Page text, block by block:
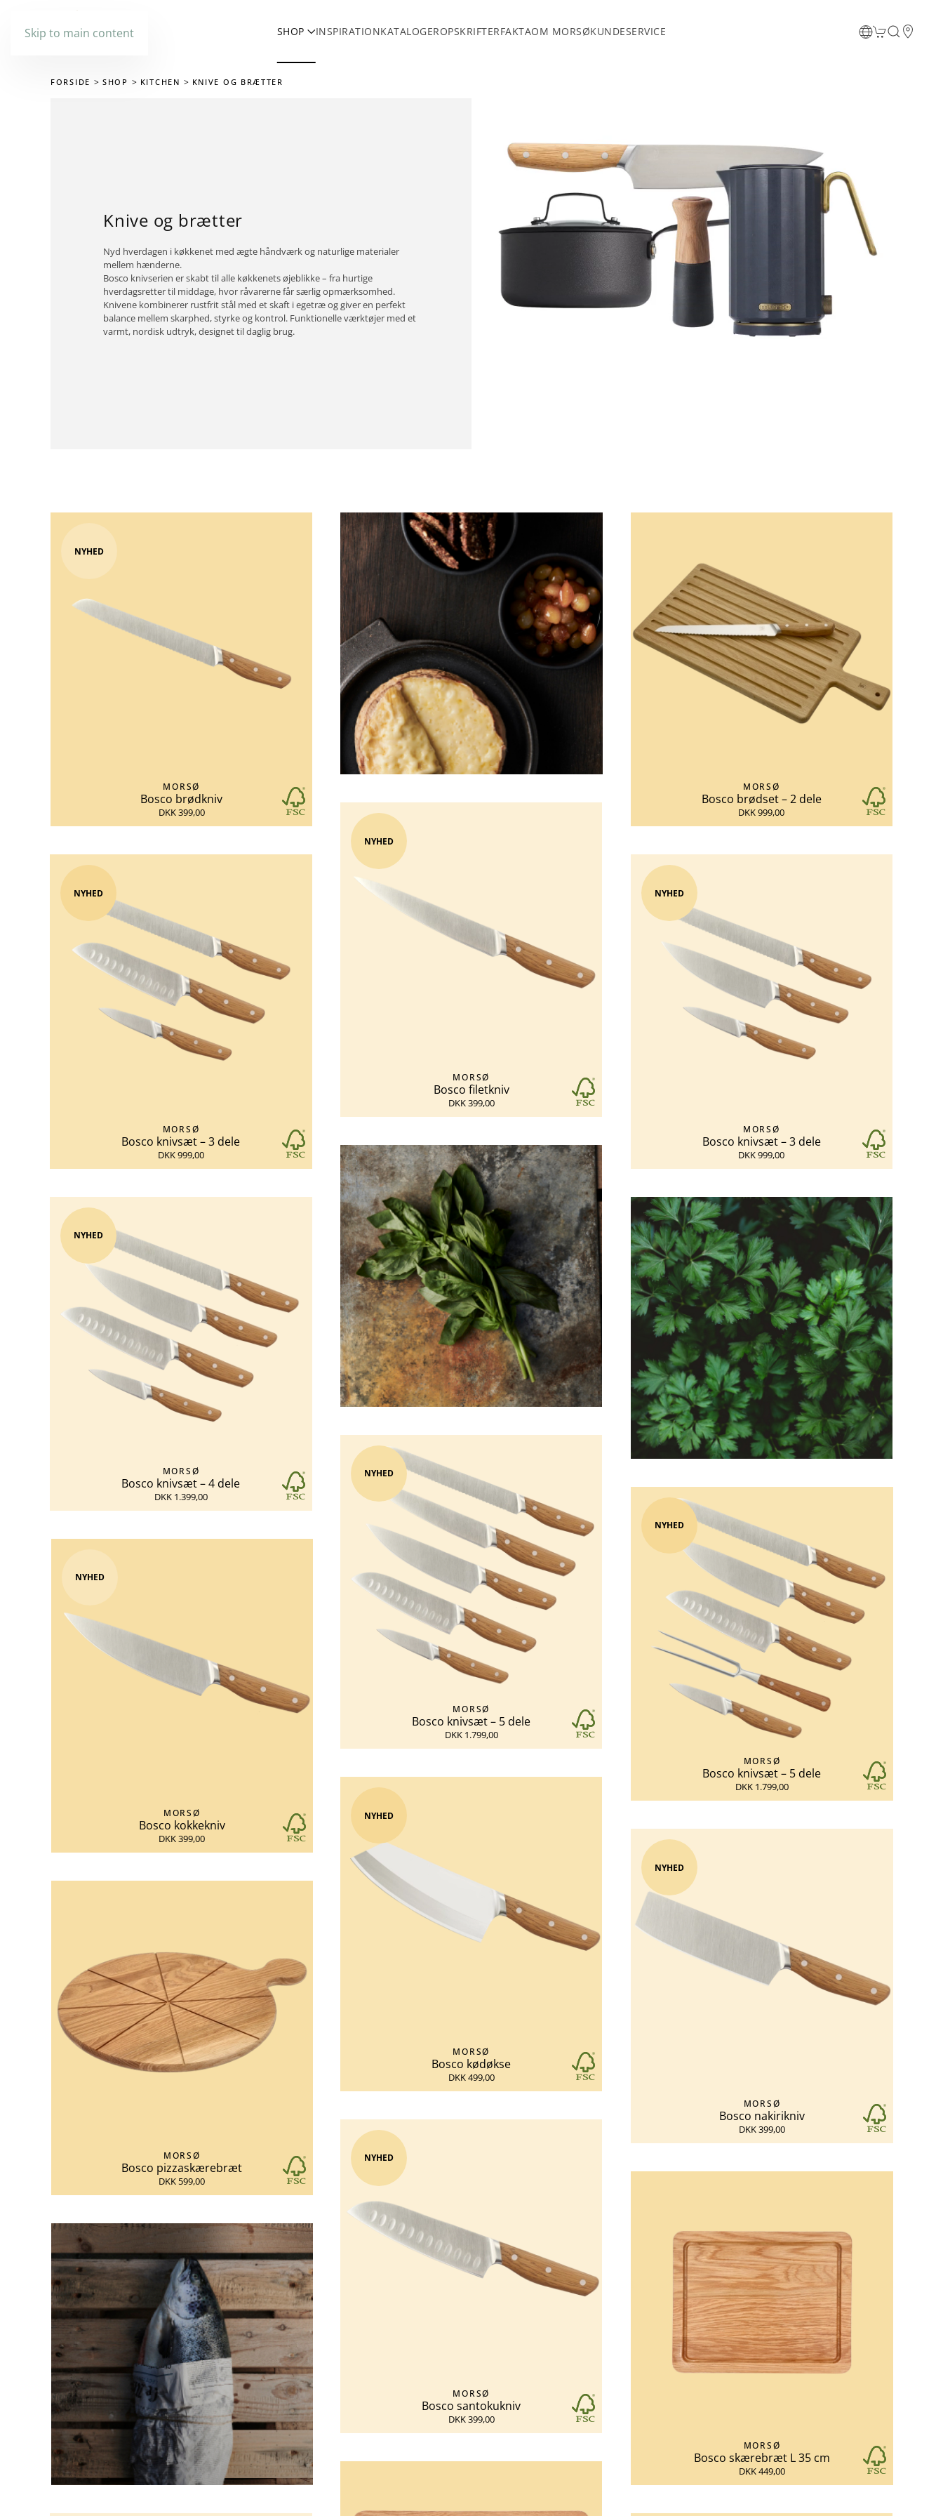
Skip to main content SHOP INSPIRATIONKATALOGEROPSKRIFTERFAKTAOM MORSØKUNDESERVICE
FORSIDE SHOP KITCHEN KNIVE OG BRÆTTER
Knive og brætter
Nyd hverdagen i køkkenet med ægte håndværk og naturlige materialer
mellem hænderne.
Bosco knivserien er skabt til alle køkkenets øjeblikke – fra hurtige
hverdagsretter til middage, hvor råvarerne får særlig opmærksomhed.
Knivene kombinerer rustfrit stål med et skaft i egetræ og giver en perfekt
balance mellem skarphed, styrke og kontrol. Funktionelle værktøjer med et
varmt, nordisk udtryk, designet til daglig brug.
NYHED
MORSØ
Bosco brødkniv
DKK 399,00
MORSØ
Bosco brødset – 2 dele
DKK 999,00
NYHED
MORSØ
Bosco filetkniv
DKK 399,00
NYHED
MORSØ
Bosco knivsæt – 3 dele
DKK 999,00
NYHED
MORSØ
Bosco knivsæt – 3 dele
DKK 999,00
NYHED
MORSØ
Bosco knivsæt – 4 dele
DKK 1.399,00
NYHED
MORSØ
Bosco knivsæt – 5 dele
DKK 1.799,00
NYHED
MORSØ
Bosco knivsæt – 5 dele
DKK 1.799,00
NYHED
MORSØ
Bosco kokkekniv
DKK 399,00
NYHED
MORSØ
Bosco kødøkse
DKK 499,00
NYHED
MORSØ
Bosco nakirikniv
DKK 399,00
MORSØ
Bosco pizzaskærebræt
DKK 599,00
NYHED
MORSØ
Bosco santokukniv
DKK 399,00
MORSØ
Bosco skærebræt L 35 cm
DKK 449,00